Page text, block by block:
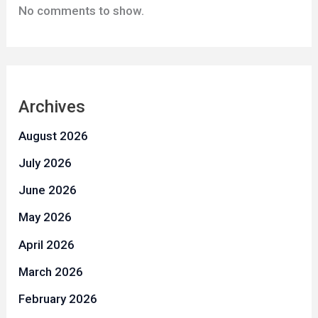
No comments to show.
Archives
August 2026
July 2026
June 2026
May 2026
April 2026
March 2026
February 2026